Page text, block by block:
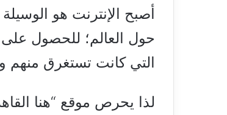
أصبح الإنترنت هو
حول العالم؛ للحصول على
التي كانت تستغرق منهم
لذا يحرص موقع “هنا